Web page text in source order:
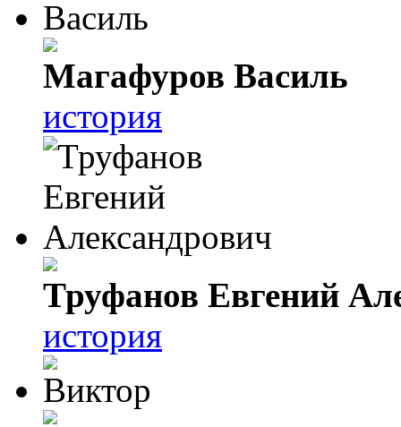
Магафуров Василь
история
Труфанов Евгений
история